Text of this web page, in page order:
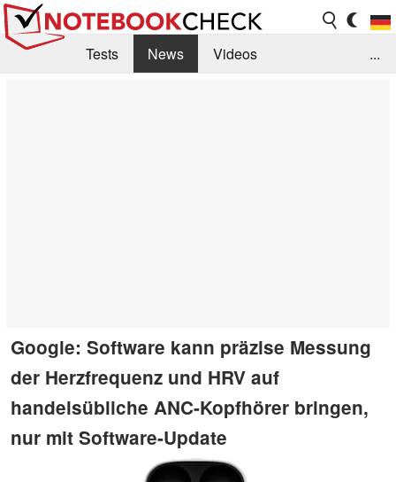
Tests News
Videos
...
Google: Software kann präzise Messung
der Herzfrequenz und HRV auf
handelsübliche ANC-Kopfhörer bringen,
nur mit Software-Update